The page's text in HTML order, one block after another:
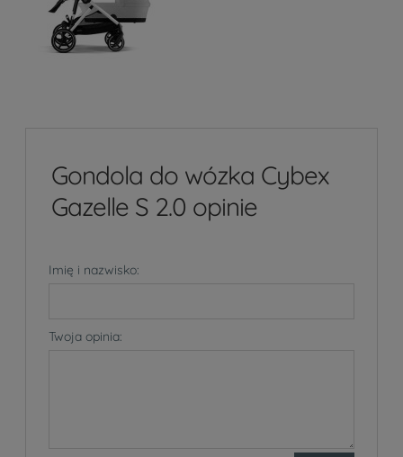
Gondola do wózka Cybex
Gazelle S 2.0 opinie
Imię i nazwisko:
Twoja opinia: